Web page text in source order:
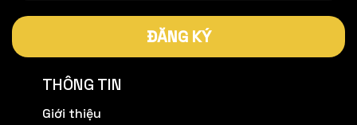
ĐĂNG KÝ
THÔNG TIN
Giới thiệu